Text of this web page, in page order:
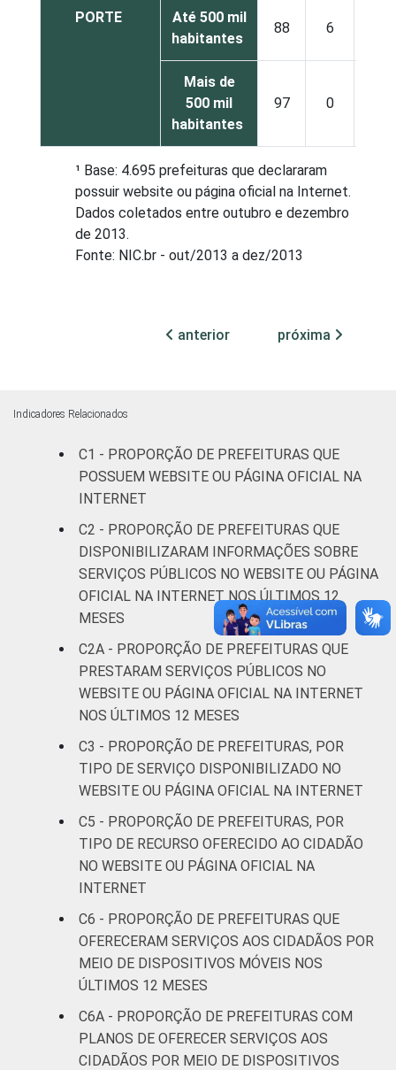
PORTE
Até 500 mil
habitantes
88 6
Mais de
500 mil
habitantes
97 0
¹ Base: 4.695 prefeituras que declararam
possuir website ou página oficial na Internet.
Dados coletados entre outubro e dezembro
de 2013.
Fonte: NIC.br - out/2013 a dez/2013
anterior próxima
Indicadores Relacionados
C1 - PROPORÇÃO DE PREFEITURAS QUE
POSSUEM WEBSITE OU PÁGINA OFICIAL NA
INTERNET
C2 - PROPORÇÃO DE PREFEITURAS QUE
DISPONIBILIZARAM INFORMAÇÕES SOBRE
SERVIÇOS PÚBLICOS NO WEBSITE OU PÁGINA
OFICIAL NA INTERNET NOS ÚLTIMOS 12
MESES
C2A - PROPORÇÃO DE PREFEITURAS QUE
PRESTARAM SERVIÇOS PÚBLICOS NO
WEBSITE OU PÁGINA OFICIAL NA INTERNET
NOS ÚLTIMOS 12 MESES
C3 - PROPORÇÃO DE PREFEITURAS, POR
TIPO DE SERVIÇO DISPONIBILIZADO NO
WEBSITE OU PÁGINA OFICIAL NA INTERNET
C5 - PROPORÇÃO DE PREFEITURAS, POR
TIPO DE RECURSO OFERECIDO AO CIDADÃO
NO WEBSITE OU PÁGINA OFICIAL NA
INTERNET
C6 - PROPORÇÃO DE PREFEITURAS QUE
OFERECERAM SERVIÇOS AOS CIDADÃOS POR
MEIO DE DISPOSITIVOS MÓVEIS NOS
ÚLTIMOS 12 MESES
C6A - PROPORÇÃO DE PREFEITURAS COM
PLANOS DE OFERECER SERVIÇOS AOS
CIDADÃOS POR MEIO DE DISPOSITIVOS